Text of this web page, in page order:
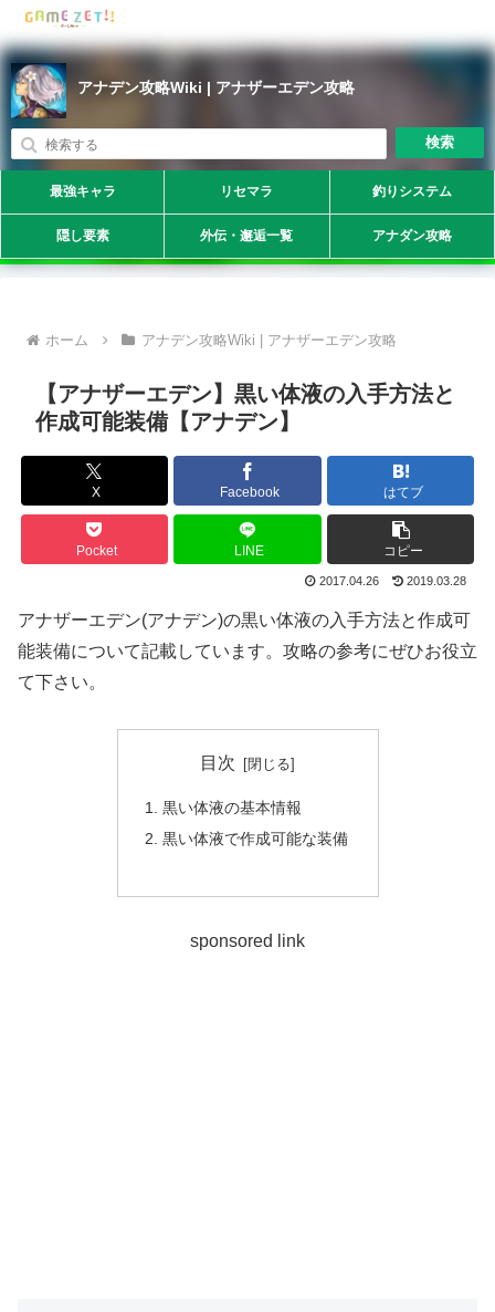
アナデン攻略Wiki | アナザーエデン攻略
検索
最強キャラ リセマラ 釣りシステム
隠し要素 外伝・邂逅一覧 アナダン攻略
ホーム アナデン攻略Wiki | アナザーエデン攻略
【アナザーエデン】黒い体液の入手方法と
作成可能装備【アナデン】
X Facebook はてブ
Pocket LINE コピー
2017.04.26 2019.03.28
アナザーエデン(アナデン)の黒い体液の入手方法と作成可
能装備について記載しています。攻略の参考にぜひお役立
て下さい。
目次
黒い体液の基本情報
黒い体液で作成可能な装備
sponsored link